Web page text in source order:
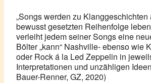
„Songs werden zu Klanggeschichten
bewusst gesetzten Reihenfolge
verleiht jedem seiner Songs eine
Bölter „kann“ Nashville- ebenso wie
oder Rock á la Led Zeppelin in
Interpretationen und unzähligen
Bauer-Renner, GZ, 2020)